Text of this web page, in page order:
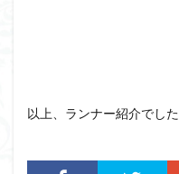
以上、ランナー紹介でした